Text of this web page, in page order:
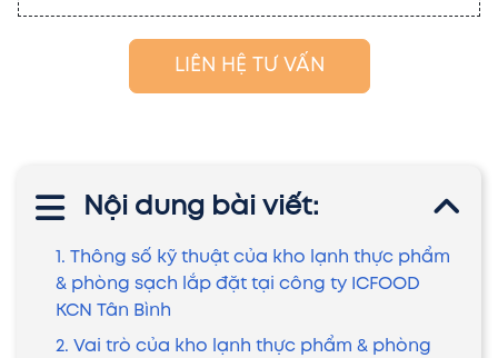
LIÊN HỆ TƯ VẤN
Nội dung bài viết:
1. Thông số kỹ thuật của kho lạnh thực phẩm
& phòng sạch lắp đặt tại công ty ICFOOD
KCN Tân Bình
2. Vai trò của kho lạnh thực phẩm & phòng